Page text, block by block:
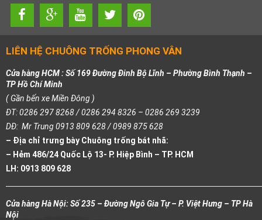
LIÊN HỆ CHUÔNG TRỐNG PHONG VÂN
Cửa hàng HCM : Số 169 Đường Đinh Bộ Lĩnh – Phường Bình Thạnh –
TP Hồ Chí Minh
( Gần bến xe Miền Đông )
ĐT: 0286 297 8268 / 0286 294 8326 – 0286 269 3239
DĐ: Mr Trung 0913 809 628 / 0989 875 628
– Địa chỉ trưng bày Chuông trống bát nhã:
– Hẻm 486/24 Quốc Lộ 13- P. Hiệp Bình – TP. HCM
LH: 0913 809 628
Cửa hàng Hà Nội: Số 235 – Đường Ngô Gia Tự – P. Việt Hưng – TP Hà
Nội